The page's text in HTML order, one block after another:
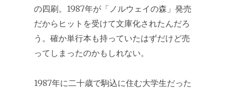
の四刷。1987年が「ノルウェイの森」発売
だからヒットを受けて文庫化されたんだろ
う。確か単行本も持っていたはずだけど売
ってしまったのかもしれない。
1987年に二十歳で駒込に住む大学生だった